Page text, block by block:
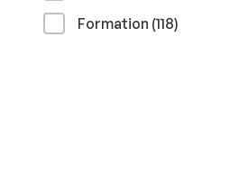
Formation (118résultats
)